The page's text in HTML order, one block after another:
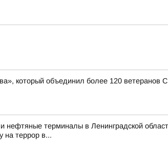
который объединил более 120 ветеранов
терминалы в Ленинградской
на террор в...